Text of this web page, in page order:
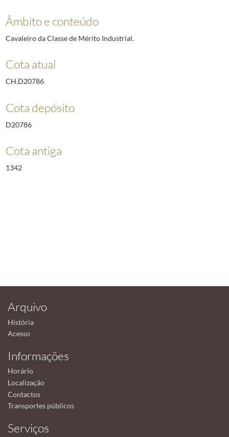
Âmbito e conteúdo
Cavaleiro da Classe de Mérito Industrial.
Cota atual
CH.D20786
Cota depósito
D20786
Cota antiga
1342
Arquivo
História
Acesso
Informações
Horário
Localização
Contactos
Transportes públicos
Serviços